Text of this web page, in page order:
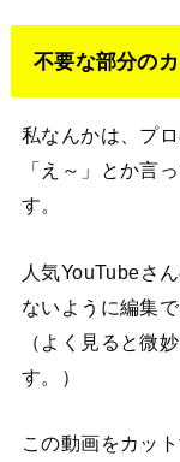
不要な部分の
私なんかは、プ
「え～」とか言
す。
人気YouTubeさ
ないように編集
（よく見ると微
す。）
この動画をカッ